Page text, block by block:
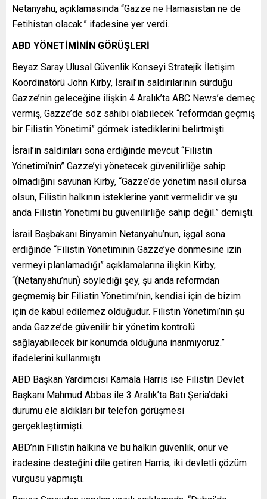
Netanyahu, açıklamasında “Gazze ne Hamasistan ne de
Fetihistan olacak.” ifadesine yer verdi.
ABD YÖNETİMİNİN GÖRÜŞLERİ
Beyaz Saray Ulusal Güvenlik Konseyi Stratejik İletişim
Koordinatörü John Kirby, İsrail’in saldırılarının sürdüğü
Gazze’nin geleceğine ilişkin 4 Aralık’ta ABC News’e demeç
vermiş, Gazze’de söz sahibi olabilecek “reformdan geçmiş
bir Filistin Yönetimi” görmek istediklerini belirtmişti.
İsrail’in saldırıları sona erdiğinde mevcut “Filistin
Yönetimi’nin” Gazze’yi yönetecek güvenilirliğe sahip
olmadığını savunan Kirby, “Gazze’de yönetim nasıl olursa
olsun, Filistin halkının isteklerine yanıt vermelidir ve şu
anda Filistin Yönetimi bu güvenilirliğe sahip değil.” demişti.
İsrail Başbakanı Binyamin Netanyahu’nun, işgal sona
erdiğinde “Filistin Yönetiminin Gazze’ye dönmesine izin
vermeyi planlamadığı” açıklamalarına ilişkin Kirby,
“(Netanyahu’nun) söylediği şey, şu anda reformdan
geçmemiş bir Filistin Yönetimi’nin, kendisi için de bizim
için de kabul edilemez olduğudur. Filistin Yönetimi’nin şu
anda Gazze’de güvenilir bir yönetim kontrolü
sağlayabilecek bir konumda olduğuna inanmıyoruz.”
ifadelerini kullanmıştı.
ABD Başkan Yardımcısı Kamala Harris ise Filistin Devlet
Başkanı Mahmud Abbas ile 3 Aralık’ta Batı Şeria’daki
durumu ele aldıkları bir telefon görüşmesi
gerçekleştirmişti.
ABD’nin Filistin halkına ve bu halkın güvenlik, onur ve
iradesine desteğini dile getiren Harris, iki devletli çözüm
vurgusu yapmıştı.